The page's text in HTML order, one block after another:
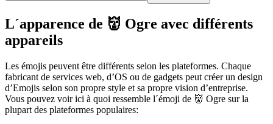
L´apparence de 👹 Ogre avec différents
appareils
Les émojis peuvent être différents selon les plateformes. Chaque
fabricant de services web, d’OS ou de gadgets peut créer un design
d’Emojis selon son propre style et sa propre vision d’entreprise.
Vous pouvez voir ici à quoi ressemble l´émoji de 👹 Ogre sur la
plupart des plateformes populaires: